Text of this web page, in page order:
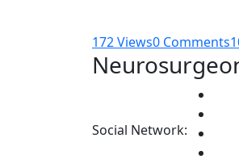
172 Views0 Comments
Social Network: